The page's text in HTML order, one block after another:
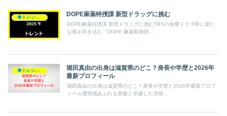
DOPE麻薬特捜課 新型ドラッグに挑む
DOPE麻薬特捜課 新型ドラッグに挑むTBSの金曜ドラマ枠に新た
な風を吹き込む『DOPE 麻薬取締部...
堀田真由の出身は滋賀県のどこ？身長や学歴と2026年
最新プロフィール
堀田真由の出身は滋賀県のどこ？身長や学歴と2026年最新プロフ
ィール透明感あふれる美貌と卓越した演技...